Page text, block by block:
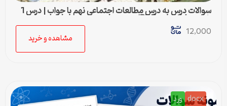
سوالات درس به درس مطالعات اجتماعی نهم با جواب | درس 1
تا درس 24 (ورد و PDF)
12,000
مشاهده و خرید
docx ورد